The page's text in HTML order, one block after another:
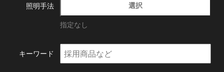
照明手法 選択
指定なし
キーワード